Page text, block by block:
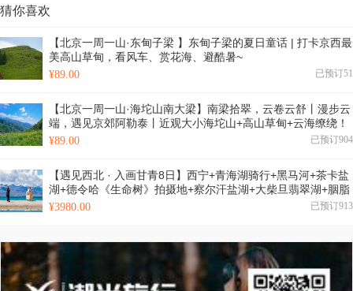
猜你喜欢
【北京一周一山·东甸子梁 】东甸子梁的夏日童话 | 打卡京西最
美高山草甸，看风车、赏花海、避酷暑~
¥89.00 已预订51
【北京一周一山·海坨山南大梁】南梁拾翠，云卷云舒丨漫步云
端，遇见京郊阿勒泰丨近观大小海坨山+高山草甸+云海缭绕！
¥89.00 已预订904
【遇见西北 · 入画甘青8日】西宁+青海湖骑行+黑马河+茶卡盐
湖+德令哈《生命树》拍摄地+察尔汗盐湖+大柴旦翡翠湖+胭脂
山+黑独山+鸣沙山月牙泉日落+莫高窟+嘉峪关长城+祁连山草
¥3980.00 已预订913